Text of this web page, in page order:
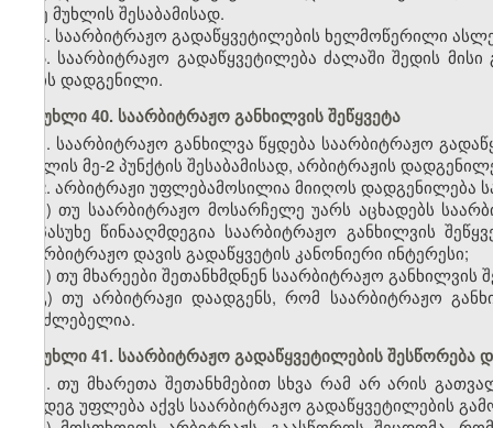
38-ე მუხლის შესაბამისად.
4. საარბიტრაჟო გადაწყვეტილების ხელმოწერილი
5. საარბიტრაჟო გადაწყვეტილება ძალაში შედის
არის დადგენილი.
მუხლი 40. საარბიტრაჟო განხილვის შეწყვეტა
1. საარბიტრაჟო განხილვა წყდება საარბიტრაჟო
მუხლის მე-2 პუნქტის შესაბამისად, არბიტრაჟის
2. არბიტრაჟი უფლებამოსილია მიიღოს დადგენილება
ა) თუ საარბიტრაჟო მოსარჩელე უარს აცხადებს
მოპასუხე წინააღმდეგია საარბიტრაჟო განხილვის
საარბიტრაჟო დავის გადაწყვეტის კანონიერი ინტერესი;
ბ) თუ მხარეები შეთანხმდნენ საარბიტრაჟო განხილვის
გ) თუ არბიტრაჟი დაადგენს, რომ საარბიტრაჟო
შეუძლებელია.
მუხლი 41. საარბიტრაჟო გადაწყვეტილების
1. თუ მხარეთა შეთანხმებით სხვა რამ არ არის
შემდეგ უფლება აქვს საარბიტრაჟო გადაწყვეტილების